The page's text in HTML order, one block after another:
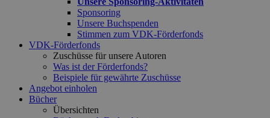
Sponsoring
Unsere Buchspenden
Stimmen zum VDK-Förderfonds
VDK-Förderfonds
Zuschüsse für unsere Autoren
Was ist der Förderfonds?
Beispiele für gewährte Zuschüsse
Angebot einholen
Bücher
Übersichten